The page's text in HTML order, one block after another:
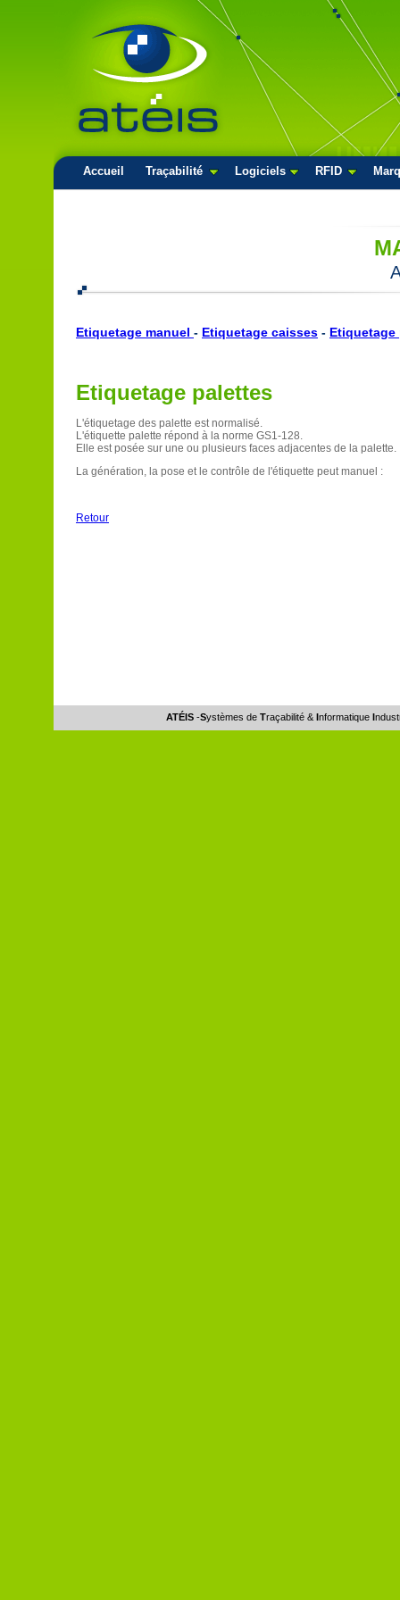
Accueil Traçabilité Logiciels RFID
Etiquetage manuel - Etiquetage caisses - Etiquetage
Etiquetage palettes
L'étiquetage des palette est normalisé.
L'étiquette palette répond à la norme GS1-128.
Elle est posée sur une ou plusieurs faces adjacentes de la palette.
La génération, la pose et le contrôle de l'étiquette peut manuel :
Retour
ATÉIS-Systèmes de Traçabilité & Informatique I